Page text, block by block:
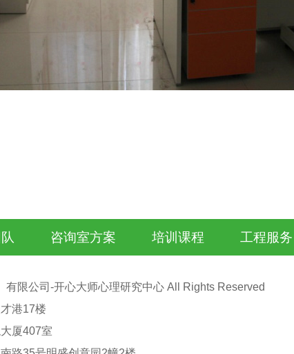
咨询室方案 培训课程 工程服务
限公司-开心大师心理研究中心 All Rights Reserved
港17楼
厦407室